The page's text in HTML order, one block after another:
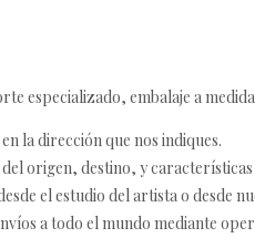
especializado, embalaje a
la dirección que nos indiques.
origen, destino, y
el estudio del artista o desde
a todo el mundo mediante